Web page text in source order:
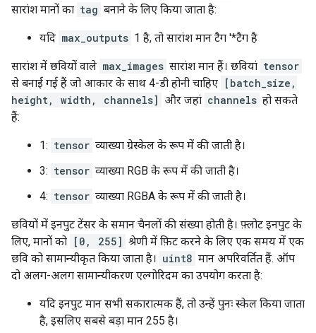
सारांश मानों का tag बनाने के लिए किया जाता है:
यदि max_outputs 1 है, तो सारांश मान टैग '*टैग है
सारांश में छवियों वाले max_images सारांश मान हैं। छवियां tensor
से बनाई गई हैं जो आकार के साथ 4-डी होनी चाहिए [batch_size,
height, width, channels] और जहां channels हो सकते
हैं:
1: tensor व्याख्या ग्रेस्केल के रूप में की जाती है।
3: tensor व्याख्या RGB के रूप में की जाती है।
4: tensor व्याख्या RGBA के रूप में की जाती है।
छवियों में इनपुट टेंसर के समान चैनलों की संख्या होती है। फ़्लोट इनपुट के
लिए, मानों को [0, 255] श्रेणी में फ़िट करने के लिए एक समय में एक
छवि को सामान्यीकृत किया जाता है। uint8 मान अपरिवर्तित हैं. ऑप
दो अलग-अलग सामान्यीकरण एल्गोरिदम का उपयोग करता है:
यदि इनपुट मान सभी सकारात्मक हैं, तो उन्हें पुनः स्केल किया जाता
है, इसलिए सबसे बड़ा मान 255 है।